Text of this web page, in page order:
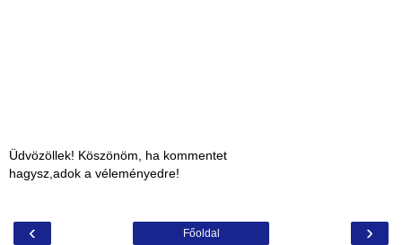
Üdvözöllek! Köszönöm, ha kommentet
hagysz,adok a véleményedre!
‹ ›
Főoldal